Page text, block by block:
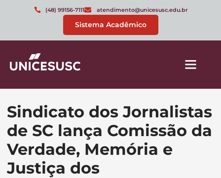
(48) 99156-7111 atendimento@unicesusc.edu.br
Sistema Acadêmico
Sindicato dos Jornalistas
de SC lança Comissão da
Verdade, Memória e
Justiça dos